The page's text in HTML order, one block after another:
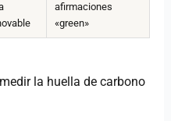
afirmaciones
«green»
la huella de carbono